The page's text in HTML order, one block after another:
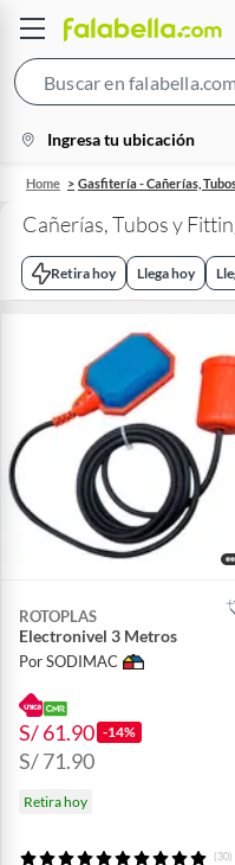
location-
icon
Ingresa tu ubicación
Home Gasfitería - Cañerías,
Cañerías, Tubos y
Retira hoy Llega hoy
ROTOPLAS
Electronivel 3 Metros
Por SODIMAC
S/ 61.90 -14%
S/ 71.90
Retira hoy
(30)